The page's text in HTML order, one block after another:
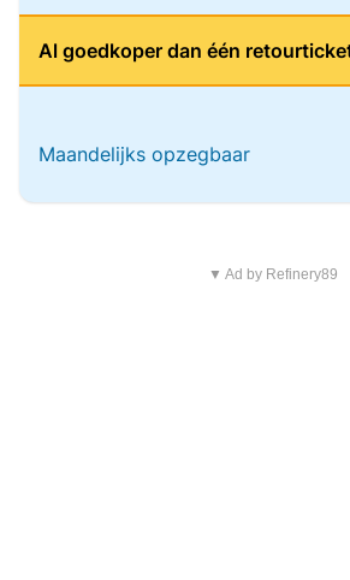
Al goedkoper dan één
Maandelijks opzegbaar
▼ Ad by Refinery89